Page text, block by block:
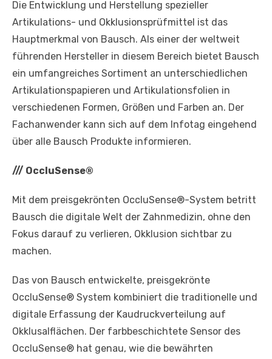
Die Entwicklung und Herstellung spezieller
Artikulations- und Okklusionsprüfmittel ist das
Hauptmerkmal von Bausch. Als einer der weltweit
führenden Hersteller in diesem Bereich bietet Bausch
ein umfangreiches Sortiment an unterschiedlichen
Artikulationspapieren und Artikulationsfolien in
verschiedenen Formen, Größen und Farben an. Der
Fachanwender kann sich auf dem Infotag eingehend
über alle Bausch Produkte informieren.
/// OccluSense®
Mit dem preisgekrönten OccluSense®-System betritt
Bausch die digitale Welt der Zahnmedizin, ohne den
Fokus darauf zu verlieren, Okklusion sichtbar zu
machen.
Das von Bausch entwickelte, preisgekrönte
OccluSense® System kombiniert die traditionelle und
digitale Erfassung der Kaudruckverteilung auf
Okklusalflächen. Der farbbeschichtete Sensor des
OccluSense® hat genau, wie die bewährten